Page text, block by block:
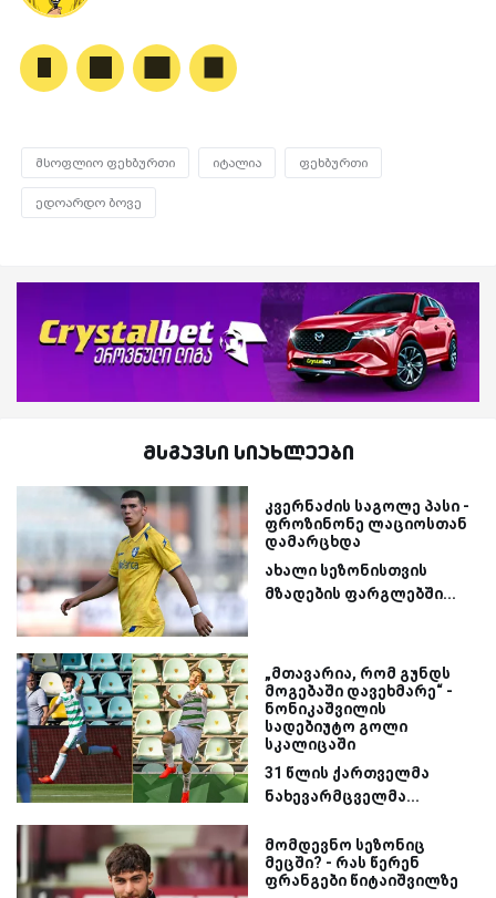
მსოფლიო ფეხბურთი იტალია ფეხბურთი
ედოარდო ბოვე
მსგავსი სიახლეები
კვერნაძის საგოლე პასი -
ფროზინონე ლაციოსთან
დამარცხდა
ახალი სეზონისთვის
მზადების ფარგლებში...
„მთავარია, რომ გუნდს
მოგებაში დავეხმარე“ -
ნონიკაშვილის
სადებიუტო გოლი
სკალიცაში
31 წლის ქართველმა
ნახევარმცველმა...
მომდევნო სეზონიც
მეცში? - რას წერენ
ფრანგები წიტაიშვილზე